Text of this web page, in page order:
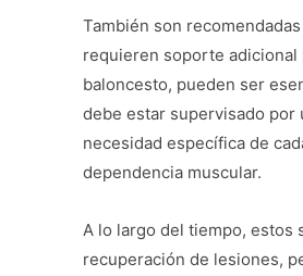
También son
requieren soporte adicional
baloncesto, pueden ser
debe estar supervisado por
necesidad específica de
dependencia muscular.
A lo largo del tiempo, estos
recuperación de lesiones,